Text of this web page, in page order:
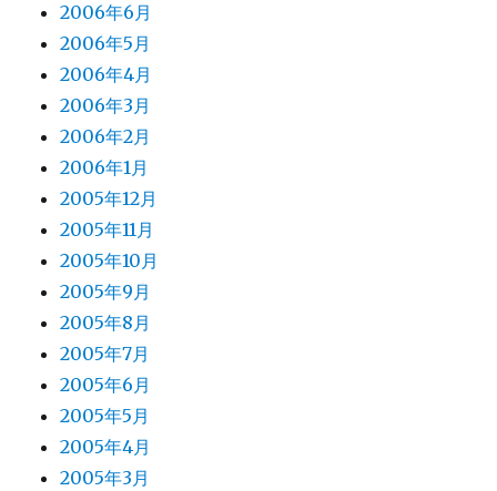
2006年6月
2006年5月
2006年4月
2006年3月
2006年2月
2006年1月
2005年12月
2005年11月
2005年10月
2005年9月
2005年8月
2005年7月
2005年6月
2005年5月
2005年4月
2005年3月